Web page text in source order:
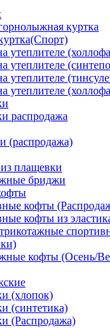
куртка
утеплителе
утеплителе
утеплителе
утеплителе
распродажа
(распродажа)
плащевки
бриджи
кофты
кофты из
кофты (Осень/
(хлопок)
(синтетика)
(Распродажа)